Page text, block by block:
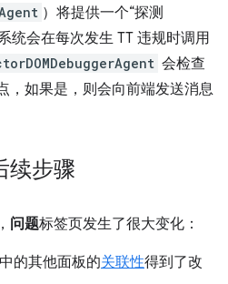
）将提供一个“探测
统会在每次发生 TT 违规时调用
会检查
，如果是，则会向前端发送消息
续步骤
问题标签页发生了很大变化：
的其他面板的关联性得到了改